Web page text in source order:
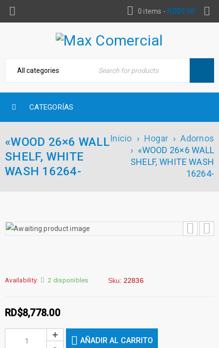
0 items - RD$0.00
CATEGORÍAS
«WOOD 26×6 WALL
SHELF, WHITE
WASH 16264-
Inicio › Hogar › Adornos
› «WOOD 26×6 WALL
SHELF, WHITE WASH
16264-
Availability: 2 disponibles Sku: 22836
RD$8,778.00
AÑADIR AL CARRITO